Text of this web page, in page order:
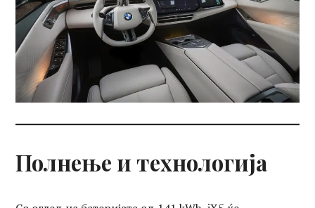
Полнење и технологија